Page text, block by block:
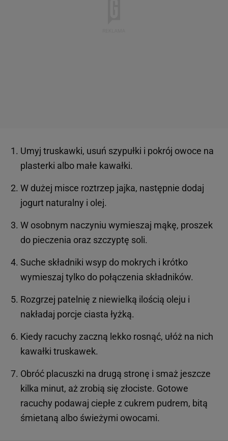
Umyj truskawki, usuń szypułki i pokrój owoce na
plasterki albo małe kawałki.
W dużej misce roztrzep jajka, następnie dodaj
jogurt naturalny i olej.
W osobnym naczyniu wymieszaj mąkę, proszek
do pieczenia oraz szczyptę soli.
Suche składniki wsyp do mokrych i krótko
wymieszaj tylko do połączenia składników.
Rozgrzej patelnię z niewielką ilością oleju i
nakładaj porcje ciasta łyżką.
Kiedy racuchy zaczną lekko rosnąć, ułóż na nich
kawałki truskawek.
Obróć placuszki na drugą stronę i smaż jeszcze
kilka minut, aż zrobią się złociste. Gotowe
racuchy podawaj ciepłe z cukrem pudrem, bitą
śmietaną albo świeżymi owocami.